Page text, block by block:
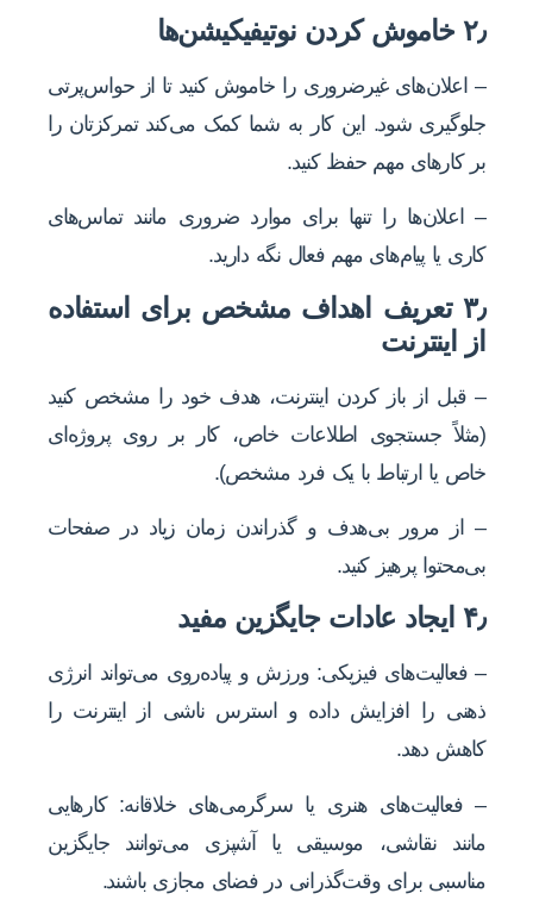
۲٫ خاموش کردن نوتیفیکیشن‌ها
– اعلان‌های غیرضروری را خاموش کنید تا از حواس‌پرتی
جلوگیری شود. این کار به شما کمک می‌کند تمرکزتان را
بر کارهای مهم حفظ کنید.
– اعلان‌ها را تنها برای موارد ضروری مانند تماس‌های
کاری یا پیام‌های مهم فعال نگه دارید.
۳٫ تعریف اهداف مشخص برای استفاده
از اینترنت
– قبل از باز کردن اینترنت، هدف خود را مشخص کنید
(مثلاً جستجوی اطلاعات خاص، کار بر روی پروژه‌ای
خاص یا ارتباط با یک فرد مشخص).
– از مرور بی‌هدف و گذراندن زمان زیاد در صفحات
بی‌محتوا پرهیز کنید.
۴٫ ایجاد عادات جایگزین مفید
– فعالیت‌های فیزیکی: ورزش و پیاده‌روی می‌تواند انرژی
ذهنی را افزایش داده و استرس ناشی از اینترنت را
کاهش دهد.
– فعالیت‌های هنری یا سرگرمی‌های خلاقانه: کارهایی
مانند نقاشی، موسیقی یا آشپزی می‌توانند جایگزین
مناسبی برای وقت‌گذرانی در فضای مجازی باشند.